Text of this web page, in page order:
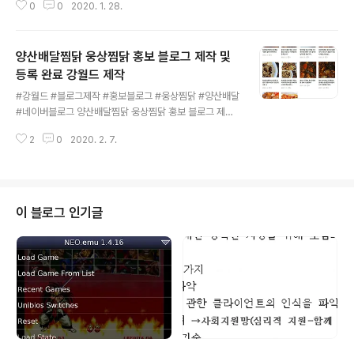
져 갑니다 중학교부터 알고 지낸 죽마고우친구의 대박을
작지만소중한 재능을 살릴수 있도록노력합니다
0 0 2020. 1. 28.
양산배달찜닭 웅상찜닭 홍보 블로그 제작 및
등록 완료 강월드 제작
#강월드 #블로그제작 #홍보블로그 #웅상찜닭 #양산배달
#네이버블로그 양산배달찜닭 웅상찜닭 홍보 블로그 제작
홍보용 블로그 제작했습니다 초기에는 위와 같이 틀을 잡
한 본인이 판단해도 재능기부 무료제작 결과물 마음에 듭
니다 블로그 제작 완료했으니국내포털에 블로그 및 업체등
록 작업합니다 다음에 등록완료 했고웅상찜닭 웅상찜닭배
달다음 검색시 업체와 블로그 상위노출됩니다 물론 상위노
출 블로그 등록도 필자가 무료 작업했습니다 네이버 역시
웅상찜닭 웅상찜닭배달업체와 블로그 상위노출됩니다 네
이버블로그 생성 제..
2 0 2020. 2. 7.
이 블로그 인기글